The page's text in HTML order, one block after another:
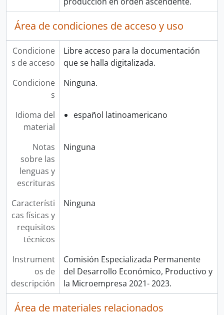
Área de condiciones de acceso y uso
Condicione
s de acceso
Libre acceso para la documentación
que se halla digitalizada.
Condicione
s
Ninguna.
Idioma del
material
español latinoamericano
Notas
sobre las
lenguas y
escrituras
Ninguna
Característi
cas físicas y
requisitos
técnicos
Ninguna
Instrument
os de
descripción
Comisión Especializada Permanente
del Desarrollo Económico, Productivo y
la Microempresa 2021- 2023.
Área de materiales relacionados